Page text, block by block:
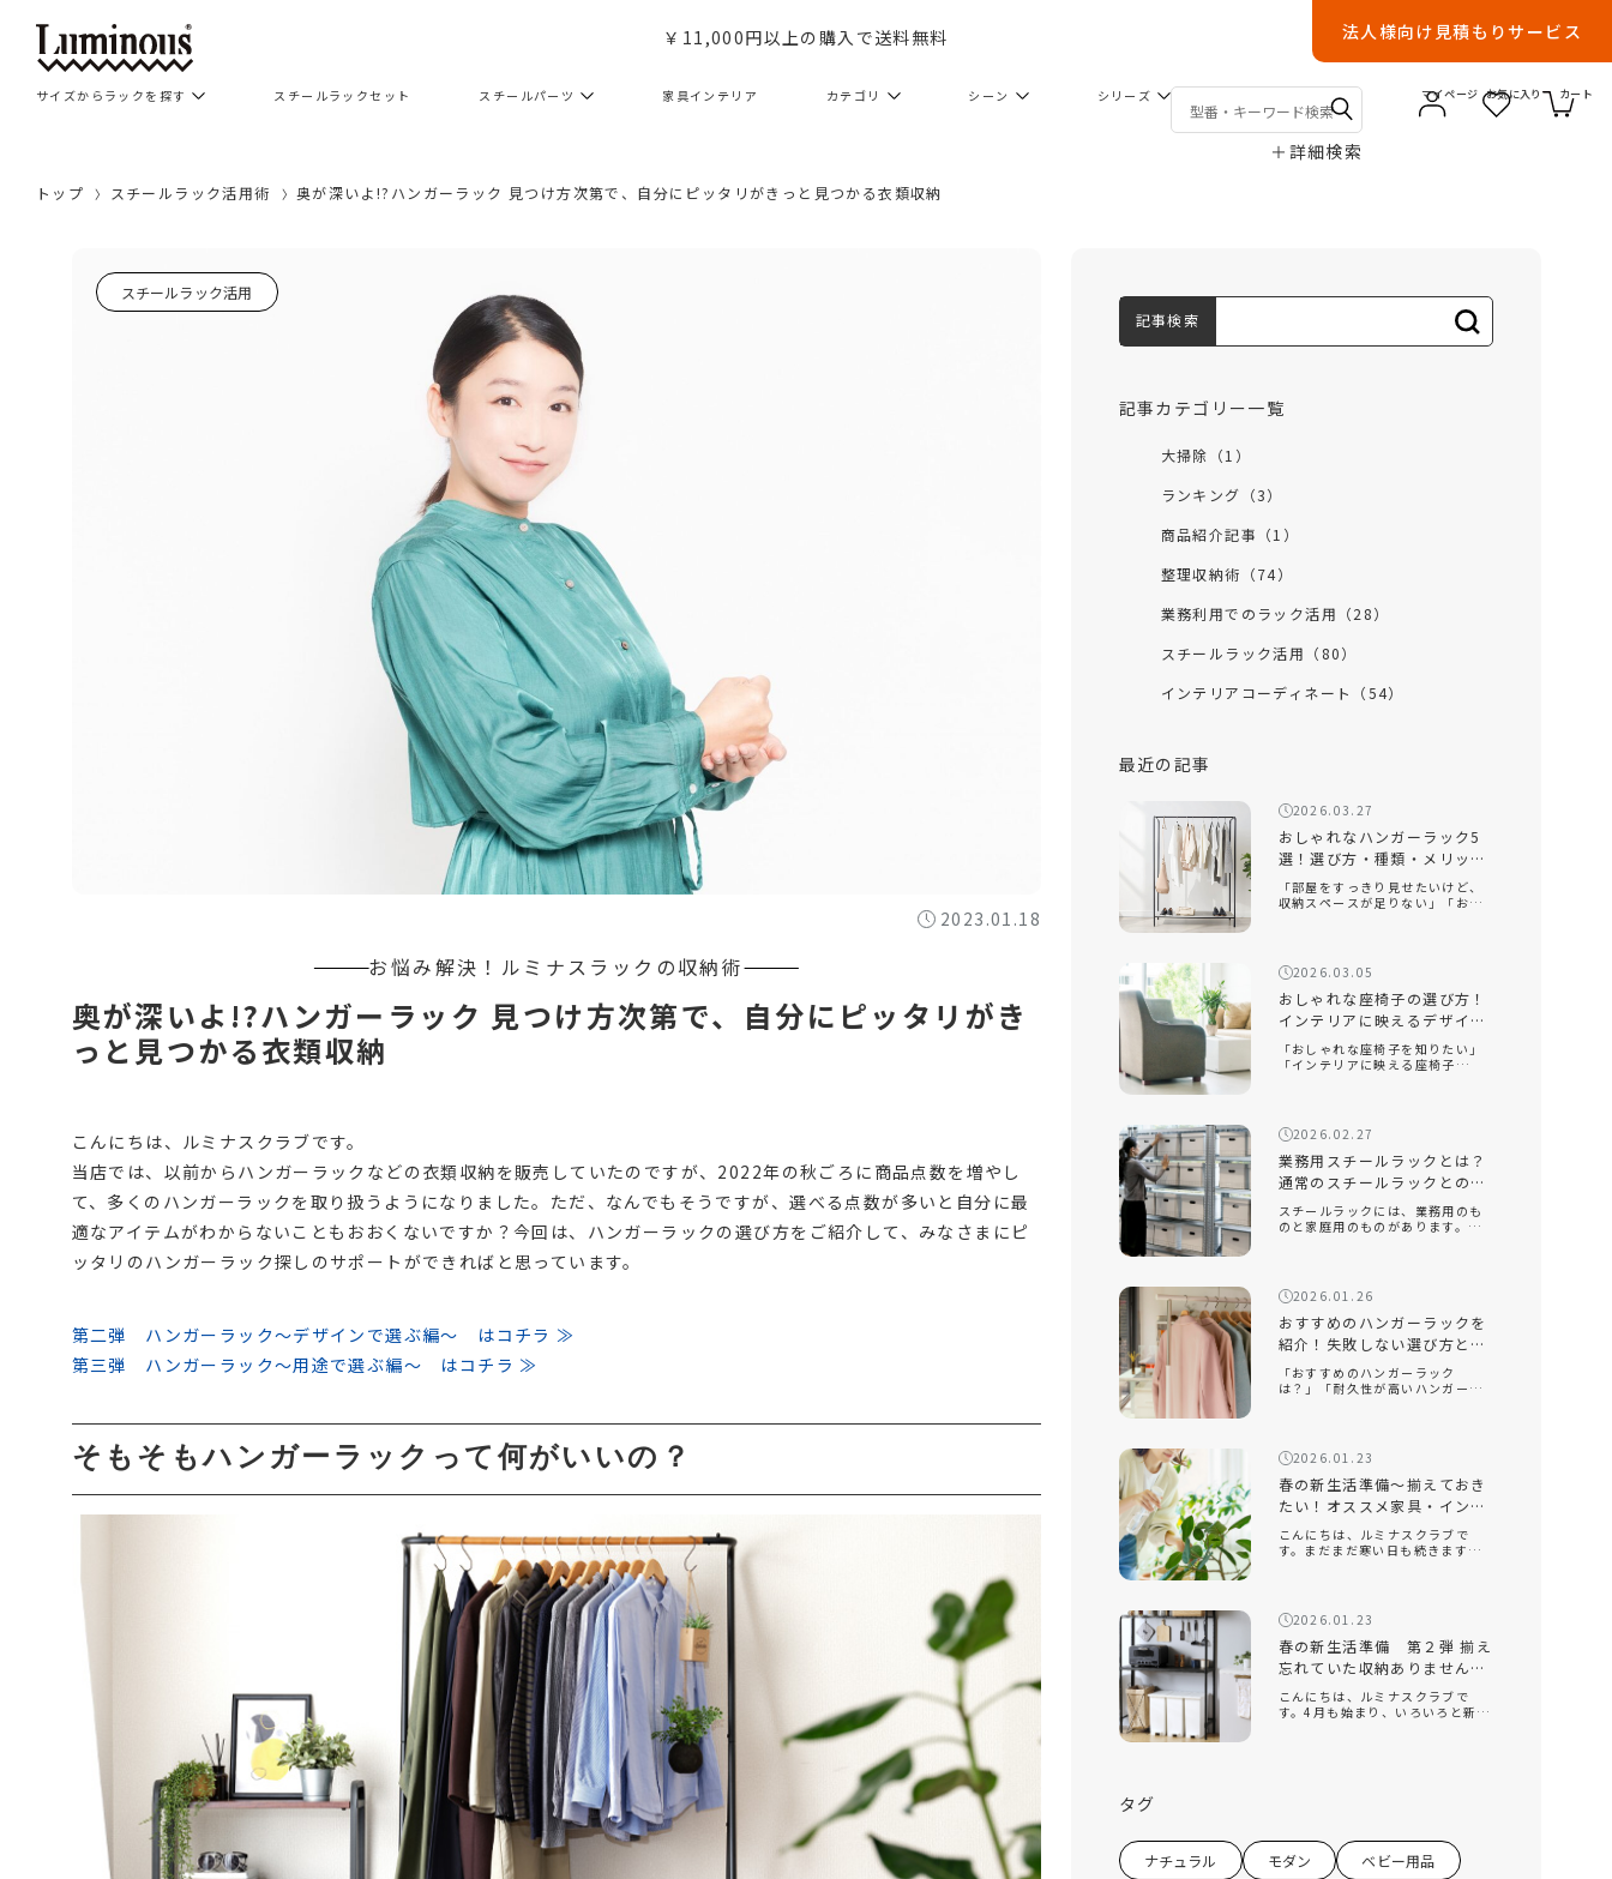
￥11,000円以上の購入で送料無料 法人様向け見積もりサービス
サイズからラックを探す スチールラックセット スチールパーツ 家具インテリア カテゴリ シーン シリーズ
＋ 詳細検索
マイページ お気に入り カート
トップ スチールラック活用術 奥が深いよ!?ハンガーラック 見つけ方次第で、自分にピッタリがきっと見つかる衣類収納
スチールラック活用
2023.01.18
奥が深いよ!?ハンガーラック 見つけ方次第で、自分にピッタリがき
っと見つかる衣類収納
こんにちは、ルミナスクラブです。
当店では、以前からハンガーラックなどの衣類収納を販売していたのですが、2022年の秋ごろに商品点数を増やし
て、多くのハンガーラックを取り扱うようになりました。ただ、なんでもそうですが、選べる点数が多いと自分に最
適なアイテムがわからないこともおおくないですか？今回は、ハンガーラックの選び方をご紹介して、みなさまにピ
ッタリのハンガーラック探しのサポートができればと思っています。
第二弾 ハンガーラック～デザインで選ぶ編～ はコチラ ≫
第三弾 ハンガーラック～用途で選ぶ編～ はコチラ ≫
そもそもハンガーラックって何がいいの？
記事検索
記事カテゴリー一覧
大掃除（1）
ランキング（3）
商品紹介記事（1）
整理収納術（74）
業務利用でのラック活用（28）
スチールラック活用（80）
インテリアコーディネート（54）
最近の記事
2026.03.27
おしゃれなハンガーラック5
選！選び方・種類・メリット
を徹底解説
「部屋をすっきり見せたいけど、
収納スペースが足りない」「おし
れなハンガーラックは、衣類を収
納するだけでなく、インテリアと
して空間を […]
2026.03.05
おしゃれな座椅子の選び方！
インテリアに映えるデザイン
と快適性を両立するコツ
「おしゃれな座椅子を知りたい」
「インテリアに映える座椅子
性の高い座椅子が数多く販売され
ています。中でも、おしゃれで部
屋を広く見せる […]
2026.02.27
業務用スチールラックとは？
通常のスチールラックとの違
いと選ぶポイントを解説！
スチールラックには、業務用のも
のと家庭用のものがあります。業
か。また、オフィスや倉庫で使用
する場合、どのようなポイントに
注意して選べ […]
2026.01.26
おすすめのハンガーラックを
紹介！失敗しない選び方とル
ミナスクラブ人気モデルを解
説
「おすすめのハンガーラック
は？」「耐久性が高いハンガーラ
手軽に取り入れられるアイテムと
して人気なのがハンガーラックで
す。クローゼッ […]
2026.01.23
春の新生活準備～揃えておき
たい！オススメ家具・インテ
リア～
こんにちは、ルミナスクラブで
す。まだまだ寒い日も続きます
回は、そんな新生活の『引っ越
し』をテーマに、揃えておくと便
利なオススメの家 […]
2026.01.23
春の新生活準備 第２弾 揃え
忘れていた収納ありません
か？キッチン収納編
こんにちは、ルミナスクラブで
す。4月も始まり、いろいろと新し
タグ
ナチュラル モダン
ベビー用品